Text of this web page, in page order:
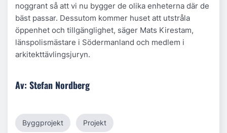
noggrant så att vi nu bygger de olika enheterna där de
bäst passar. Dessutom kommer huset att utstråla
öppenhet och tillgänglighet, säger Mats Kirestam,
länspolismästare i Södermanland och medlem i
arkitekttävlingsjuryn.
Av: Stefan Nordberg
Byggprojekt Projekt